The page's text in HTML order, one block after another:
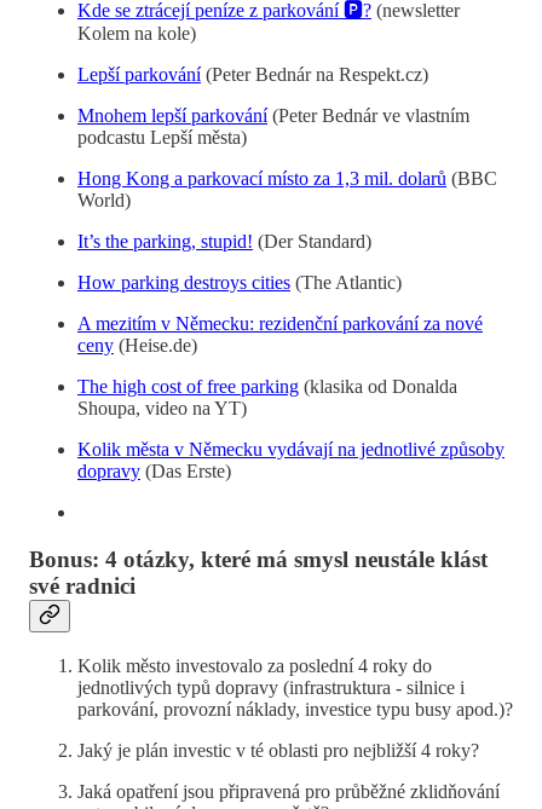
Kde se ztrácejí peníze z parkování 🅿️? (newsletter
Kolem na kole)
Lepší parkování(Peter Bednár na Respekt.cz)
Mnohem lepší parkování(Peter Bednár ve vlastním
podcastu Lepší města)
Hong Kong a parkovací místo za 1,3 mil. dolarů (BBC
World)
It’s the parking, stupid! (Der Standard)
How parking destroys cities (The Atlantic)
A mezitím v Německu: rezidenční parkování za nové
ceny (Heise.de)
The high cost of free parking (klasika od Donalda
Shoupa, video na YT)
Kolik města v Německu vydávají na jednotlivé způsoby
dopravy (Das Erste)
Bonus: 4 otázky, které má smysl neustále klást
své radnici
Kolik město investovalo za poslední 4 roky do
jednotlivých typů dopravy (infrastruktura - silnice i
parkování, provozní náklady, investice typu busy apod.)?
Jaký je plán investic v té oblasti pro nejbližší 4 roky?
Jaká opatření jsou připravená pro průběžné zklidňování